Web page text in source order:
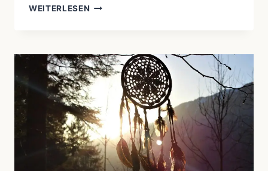
WEITERLESEN DIE
PERLEN
UND
NETZ
TRAUMFÄNGER:
EINE
SPIRITUELLE
INTERPRETATION